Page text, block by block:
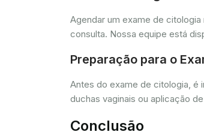
Agendar um exame de
consulta. Nossa equipe está
Preparação para o
Antes do exame de citologia, é
duchas vaginais ou aplicação
Conclusão